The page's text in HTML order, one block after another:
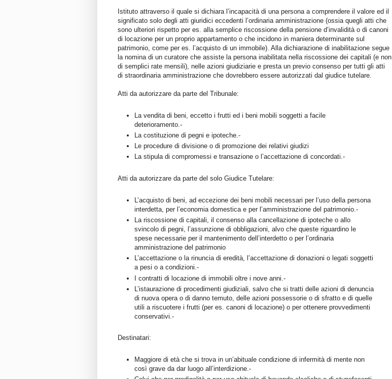
Istituto attraverso il quale si dichiara l’incapacità di una persona a comprendere il valore ed il
significato solo degli atti giuridici eccedenti l’ordinaria amministrazione (ossia quegli atti che
sono ulteriori rispetto per es. alla semplice riscossione della pensione d’invalidità o di canoni
di locazione per un proprio appartamento o che incidono in maniera determinante sul
patrimonio, come per es. l’acquisto di un immobile). Alla dichiarazione di inabilitazione segue
la nomina di un curatore che assiste la persona inabilitata nella riscossione dei capitali (e non
di semplici rate mensili), nelle azioni giudiziarie e presta un previo consenso per tutti gli atti
di straordinaria amministrazione che dovrebbero essere autorizzati dal giudice tutelare.
Atti da autorizzare da parte del Tribunale:
La vendita di beni, eccetto i frutti ed i beni mobili soggetti a facile
deterioramento.-
La costituzione di pegni e ipoteche.-
Le procedure di divisione o di promozione dei relativi giudizi
La stipula di compromessi e transazione o l’accettazione di concordati.-
Atti da autorizzare da parte del solo Giudice Tutelare:
L’acquisto di beni, ad eccezione dei beni mobili necessari per l’uso della persona
interdetta, per l’economia domestica e per l’amministrazione del patrimonio.-
La riscossione di capitali, il consenso alla cancellazione di ipoteche o allo
svincolo di pegni, l’assunzione di obbligazioni, alvo che queste riguardino le
spese necessarie per il mantenimento dell’interdetto o per l’ordinaria
amministrazione del patrimonio
L’accettazione o la rinuncia di eredità, l’accettazione di donazioni o legati soggetti
a pesi o a condizioni.-
I contratti di locazione di immobili oltre i nove anni.-
L’istaurazione di procedimenti giudiziali, salvo che si tratti delle azioni di denuncia
di nuova opera o di danno temuto, delle azioni possessorie o di sfratto e di quelle
utili a riscuotere i frutti (per es. canoni di locazione) o per ottenere provvedimenti
conservativi.-
Destinatari:
Maggiore di età che si trova in un’abituale condizione di infermità di mente non
così grave da dar luogo all’interdizione.-